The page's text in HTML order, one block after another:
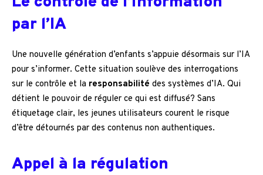
par l’IA
Une nouvelle génération d’enfants s’appuie désormais sur l’IA
pour s’informer. Cette situation soulève des interrogations
sur le contrôle et la responsabilité des systèmes d’IA. Qui
détient le pouvoir de réguler ce qui est diffusé? Sans
étiquetage clair, les jeunes utilisateurs courent le risque
d’être détournés par des contenus non authentiques.
Appel à la régulation